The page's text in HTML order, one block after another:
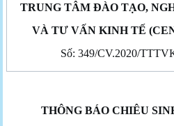
TRUNG TÂM ĐÀO TẠO,
VÀ TƯ VẤN KINH TẾ
Số: 349/CV.2020/
THÔNG BÁO CHIÊU